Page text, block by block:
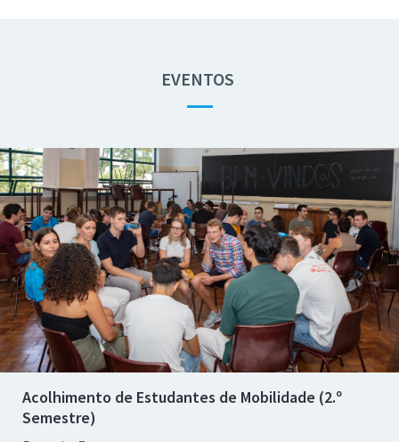
EVENTOS
—
Acolhimento de Estudantes de Mobilidade (2.º
Semestre)